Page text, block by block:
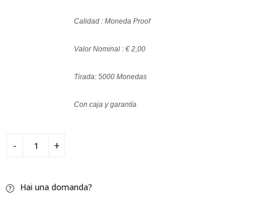
Calidad : Moneda Proof
Valor Nominal : € 2,00
Tirada: 5000 Monedas
Con caja y garantía
Hai una domanda?